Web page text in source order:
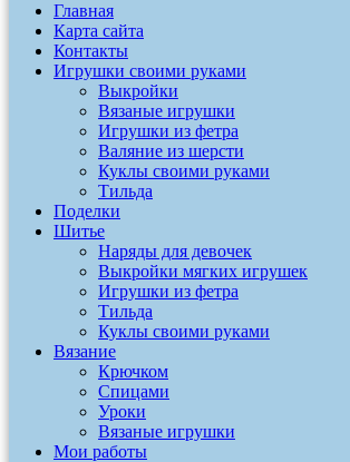
Главная
Карта сайта
Контакты
Игрушки своими руками
Выкройки
Вязаные игрушки
Игрушки из фетра
Валяние из шерсти
Куклы своими руками
Тильда
Поделки
Шитье
Наряды для девочек
Выкройки мягких игрушек
Игрушки из фетра
Тильда
Куклы своими руками
Вязание
Крючком
Спицами
Уроки
Вязаные игрушки
Мои работы